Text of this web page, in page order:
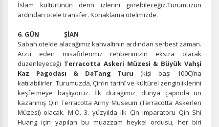
İslam kültürünün derin izlerini görebileceğiz.Turumuzun
ardından otele transfer. Konaklama otelimizde.
6. GÜN ŞİAN
Sabah otelde alacağımız kahvaltının ardından serbest zaman.
Arzu eden misafirlerimiz rehberimizin ekstra olarak
düzenleyeceği Terracotta Askeri Müzesi & Büyük Vahşi
Kaz Pagodası & DaTang Turu(kişi başı 100€)’na
katılabilirler. Turumuzda, Çin’in tarihî ve kültürel zenginliklerini
keşfetmeye başlıyoruz. İlk durağımız, dünya çapında ün
kazanmış Qin Terracotta Army Museum (Terracotta Askerleri
Müzesi) olacak. M.Ö. 3. yüzyılda ilk Çin imparatoru Qin Shi
Huang için yapılan bu muazzam heykel ordusu, her biri